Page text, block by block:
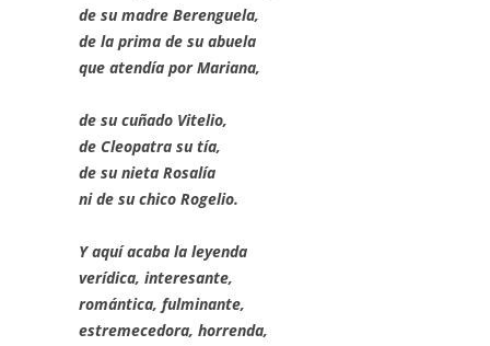
de su madre Berenguela,
de la prima de su abuela
que atendía por Mariana,
de su cuñado Vitelio,
de Cleopatra su tía,
de su nieta Rosalía
ni de su chico Rogelio.
Y aquí acaba la leyenda
verídica, interesante,
romántica, fulminante,
estremecedora, horrenda,